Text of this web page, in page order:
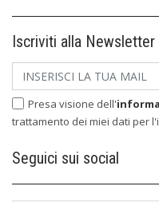
Iscriviti alla Newsletter
Presa visione dell'
trattamento dei miei dati per
Seguici sui social